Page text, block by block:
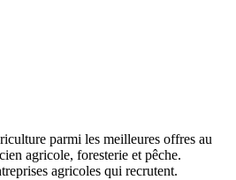
parmi les meilleures offres au
agricole, foresterie et pêche.
agricoles qui recrutent.